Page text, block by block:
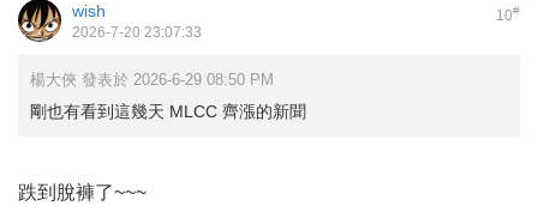
10#
wish
2026-7-20 23:07:33
楊大俠 發表於 2026-6-29 08:50 PM
剛也有看到這幾天 MLCC 齊漲的新聞
跌到脫褲了~~~